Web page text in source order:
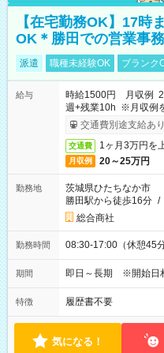
【在宅勤務OK】17時
OK＊勝田での営業事務
派遣 職種未経験OK ブランク
給与
時給1500円 月収例
週+残業10h ※月収例
受取りサービス利用可
交通費別途支給あり
交通費 1ヶ月3万円を
月収例 20～25万円
勤務地
茨城県ひたちなか市
勝田駅から徒歩16分 /
総合商社
勤務時間 08:30-17:00（休憩45
期間 即日～長期 ※開始日
特徴 履歴書不要
気になる！